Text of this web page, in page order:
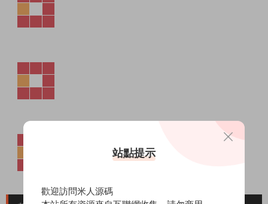
站點提示
歡迎訪問米人源碼